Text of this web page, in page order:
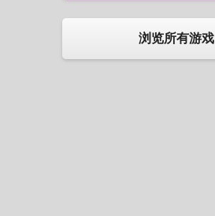
浏览所有游戏